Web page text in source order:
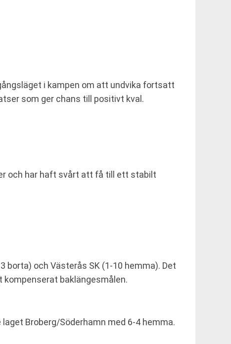
i kampen om att undvika fortsatt
som ger chans till positivt kval.
och har haft svårt att få till ett stabilt
borta) och Västerås SK (1-10 hemma). Det
baklängesmålen.
Broberg/Söderhamn med 6-4 hemma.